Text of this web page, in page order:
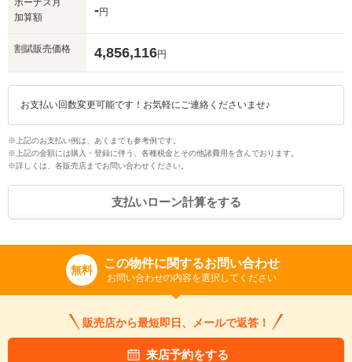
ボーナス月
加算額
-円
割賦販売価格 4,856,116円
お支払い回数変更可能です！お気軽にご連絡くださいませ♪
※上記のお支払い例は、あくまでも参考例です。
※上記の金額には購入・登録に伴う、各種税金とその他諸費用を含んでおります。
※詳しくは、各販売店までお問い合わせください。
支払いローン計算をする
無料 この物件に関するお問い合わせ
お問い合わせの内容を選択してください
販売店から最短即日、メールで返答！
来店予約をする